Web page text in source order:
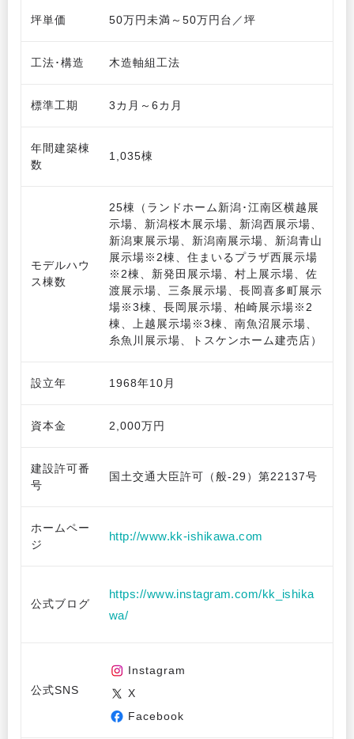
坪単価 50万円未満～50万円台／坪
工法･構造 木造軸組工法
標準工期 3カ月～6カ月
年間建築棟
数
1,035棟
モデルハウ
ス棟数
25棟（ランドホーム新潟･江南区横越展
示場、新潟桜木展示場、新潟西展示場、
新潟東展示場、新潟南展示場、新潟青山
展示場※2棟、住まいるプラザ西展示場
※2棟、新発田展示場、村上展示場、佐
渡展示場、三条展示場、長岡喜多町展示
場※3棟、長岡展示場、柏崎展示場※2
棟、上越展示場※3棟、南魚沼展示場、
糸魚川展示場、トスケンホーム建売店）
設立年 1968年10月
資本金 2,000万円
建設許可番
号
国土交通大臣許可（般-29）第22137号
ホームペー
ジ
http://www.kk-ishikawa.com
公式ブログ
https://www.instagram.com/kk_ishika
wa/
公式SNS
Instagram
X
Facebook